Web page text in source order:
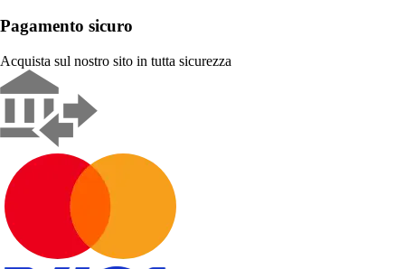
Pagamento sicuro
Acquista sul nostro sito in tutta sicurezza